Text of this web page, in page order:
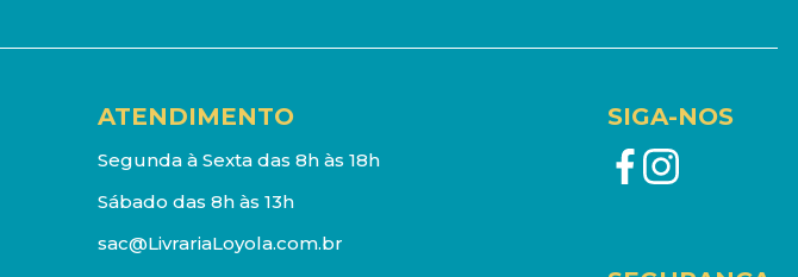
ATENDIMENTO
Segunda à Sexta das 8h às 18h
Sábado das 8h às 13h
sac@LivrariaLoyola.com.br
SIGA-NOS